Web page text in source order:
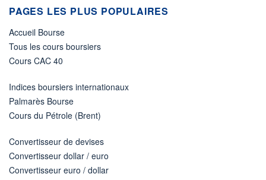
PAGES LES PLUS POPULAIRES
Accueil Bourse
Tous les cours boursiers
Cours CAC 40
Indices boursiers internationaux
Palmarès Bourse
Cours du Pétrole (Brent)
Convertisseur de devises
Convertisseur dollar / euro
Convertisseur euro / dollar